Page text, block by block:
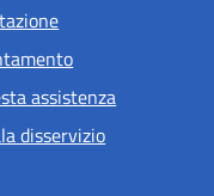
assistenza
disservizio